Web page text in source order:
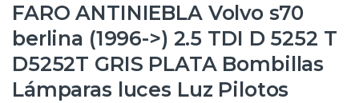
FARO ANTINIEBLA Volvo s70
berlina (1996->) 2.5 TDI D 5252 T
D5252T GRIS PLATA Bombillas
Lámparas luces Luz Pilotos